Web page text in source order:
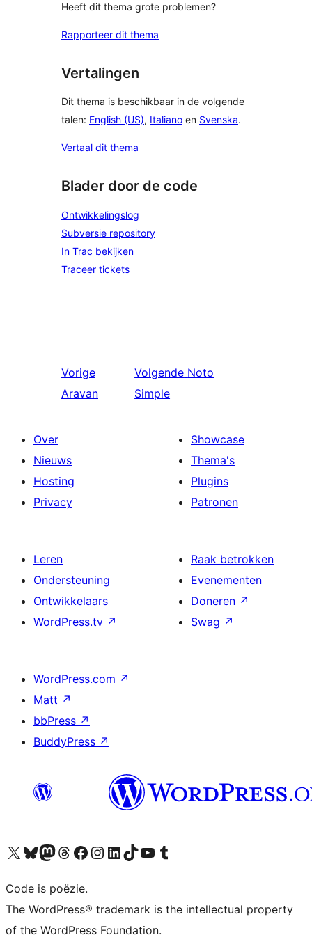
Heeft dit thema grote problemen?
Rapporteer dit thema
Vertalingen
Dit thema is beschikbaar in de volgende
talen: English (US), Italiano en Svenska.
Vertaal dit thema
Blader door de code
Ontwikkelingslog
Subversie repository
In Trac bekijken
Traceer tickets
Vorige
Aravan
Volgende Noto
Simple
Over
Nieuws
Hosting
Privacy
Showcase
Thema's
Plugins
Patronen
Leren
Ondersteuning
Ontwikkelaars
WordPress.tv ↗
Raak betrokken
Evenementen
Doneren ↗
Swag ↗
WordPress.com ↗
Matt ↗
bbPress ↗
BuddyPress ↗
Bezoek ons X (voorheen Twitter) account
Bezoek ons Bluesky account
Bezoek ons Mastodon account
Bezoek ons Threads account
Onze Facebook pagina bezoeken
Bezoek ons Instagram account
Bezoek ons LinkedIn account
Bezoek ons TikTok account
Bezoek ons YouTube kanaalBezoek ons Tumblr account
Code is poëzie.
The WordPress® trademark is the intellectual property
of the WordPress Foundation.